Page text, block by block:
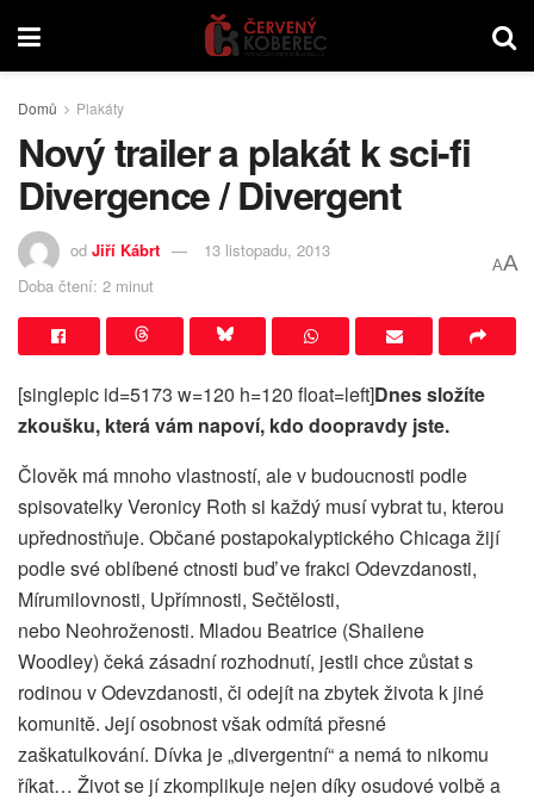
Domů Plakáty
Nový trailer a plakát k sci-fi
Divergence / Divergent
od Jiří Kábrt
13 listopadu, 2013
Doba čtení: 2 minut
AA
[singlepic id=5173 w=120 h=120 float=left]Dnes složíte
zkoušku, která vám napoví, kdo doopravdy jste.
Člověk má mnoho vlastností, ale v budoucnosti podle
spisovatelky Veronicy Roth si každý musí vybrat tu, kterou
upřednostňuje. Občané postapokalyptického Chicaga žijí
podle své oblíbené ctnosti buď ve frakci Odevzdanosti,
Mírumilovnosti, Upřímnosti, Sečtělosti,
nebo Neohroženosti. Mladou Beatrice (Shailene
Woodley) čeká zásadní rozhodnutí, jestli chce zůstat s
rodinou v Odevzdanosti, či odejít na zbytek života k jiné
komunitě. Její osobnost však odmítá přesné
zaškatulkování. Dívka je „divergentní“ a nemá to nikomu
říkat… Život se jí zkomplikuje nejen díky osudové volbě a